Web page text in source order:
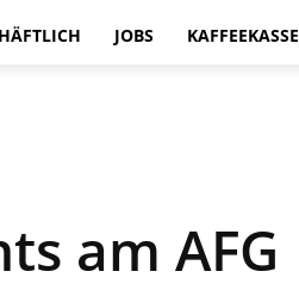
JOBS KAFFEEKASSE
am AFG